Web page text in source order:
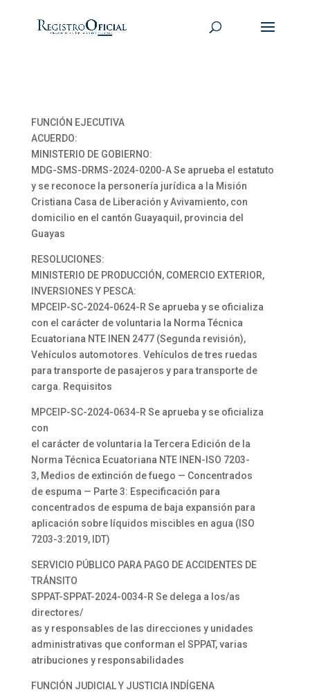
FUNCIÓN EJECUTIVA
ACUERDO:
MINISTERIO DE GOBIERNO:
MDG-SMS-DRMS-2024-0200-A Se aprueba el estatuto
y se reconoce la personería jurídica a la Misión
Cristiana Casa de Liberación y Avivamiento, con
domicilio en el cantón Guayaquil, provincia del
Guayas
RESOLUCIONES:
MINISTERIO DE PRODUCCIÓN, COMERCIO EXTERIOR,
INVERSIONES Y PESCA:
MPCEIP-SC-2024-0624-R Se aprueba y se oficializa
con el carácter de voluntaria la Norma Técnica
Ecuatoriana NTE INEN 2477 (Segunda revisión),
Vehículos automotores. Vehículos de tres ruedas
para transporte de pasajeros y para transporte de
carga. Requisitos
MPCEIP-SC-2024-0634-R Se aprueba y se oficializa
con
el carácter de voluntaria la Tercera Edición de la
Norma Técnica Ecuatoriana NTE INEN-ISO 7203-
3, Medios de extinción de fuego — Concentrados
de espuma — Parte 3: Especificación para
concentrados de espuma de baja expansión para
aplicación sobre líquidos miscibles en agua (ISO
7203-3:2019, IDT)
SERVICIO PÚBLICO PARA PAGO DE ACCIDENTES DE
TRÁNSITO
SPPAT-SPPAT-2024-0034-R Se delega a los/as
directores/
as y responsables de las direcciones y unidades
administrativas que conforman el SPPAT, varias
atribuciones y responsabilidades
FUNCIÓN JUDICIAL Y JUSTICIA INDÍGENA